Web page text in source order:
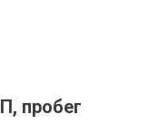
пробег